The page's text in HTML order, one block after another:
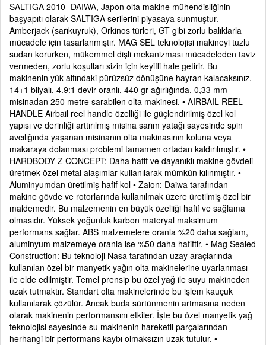
SALTIGA 2010- DAIWA, Japon olta makine mühendisliğinin
başyapıtı olarak SALTIGA serilerini piyasaya sunmuştur.
Amberjack (sarıkuyruk), Orkinos türleri, GT gibi zorlu balıklarla
mücadele için tasarlanmıştır. MAG SEL teknolojisi makineyi tuzlu
sudan korurken, mükemmel dişli mekanizması mücadeleden taviz
vermeden, zorlu koşulları sizin için keyifli hale getirir. Bu
makinenin yük altındaki pürüzsüz dönüşüne hayran kalacaksınız.
14+1 bilyalı, 4.9:1 devir oranlı, 440 gr ağırlığında, 0,33 mm
misinadan 250 metre sarabilen olta makinesi. • AIRBAIL REEL
HANDLE Airbail reel handle özelliği ile güçlendirilmiş özel kol
yapısı ve derinliği arttırılmış misina sarım yatağı sayesinde spin
avcılığında yaşanan misinanın olta makinasının koluna veya
makaraya dolanması problemi tamamen ortadan kaldırılmıştır. •
HARDBODY-Z CONCEPT: Daha hafif ve dayanıklı makine gövdeli
üretmek özel metal alaşımlar kullanılarak mümkün kılınmıştır. •
Aluminyumdan üretilmiş hafif kol • Zaion: Daiwa tarafından
makine gövde ve rotorlarında kullanılmak üzere üretilmiş özel bir
maldemedir. Bu malzemenin en büyük özeliiği hafif ve sağlama
olmasıdır. Yüksek yoğunluk karbon materyal maksimum
performans sağlar. ABS malzemelere oranla %20 daha sağlam,
aluminyum malzemeye oranla ise %50 daha hafiftir. • Mag Sealed
Construction: Bu teknoloji Nasa tarafından uzay araçlarında
kullanılan özel bir manyetik yağın olta makinelerine uyarlanması
ile elde edilmiştir. Temel prensip bu özel yağ ile suyu makineden
uzak tutmaktır. Standart olta makinelerinde bu işlem kauçuk
kullanılarak çözülür. Ancak buda sürtünmenin artmasına neden
olarak makinenin performansını etkiler. İşte bu özel manyetik yağ
teknolojisi sayesinde su makinenin hareketli parçalarından
herhangi bir performans kaybı olmaksızın uzak tutulur. •